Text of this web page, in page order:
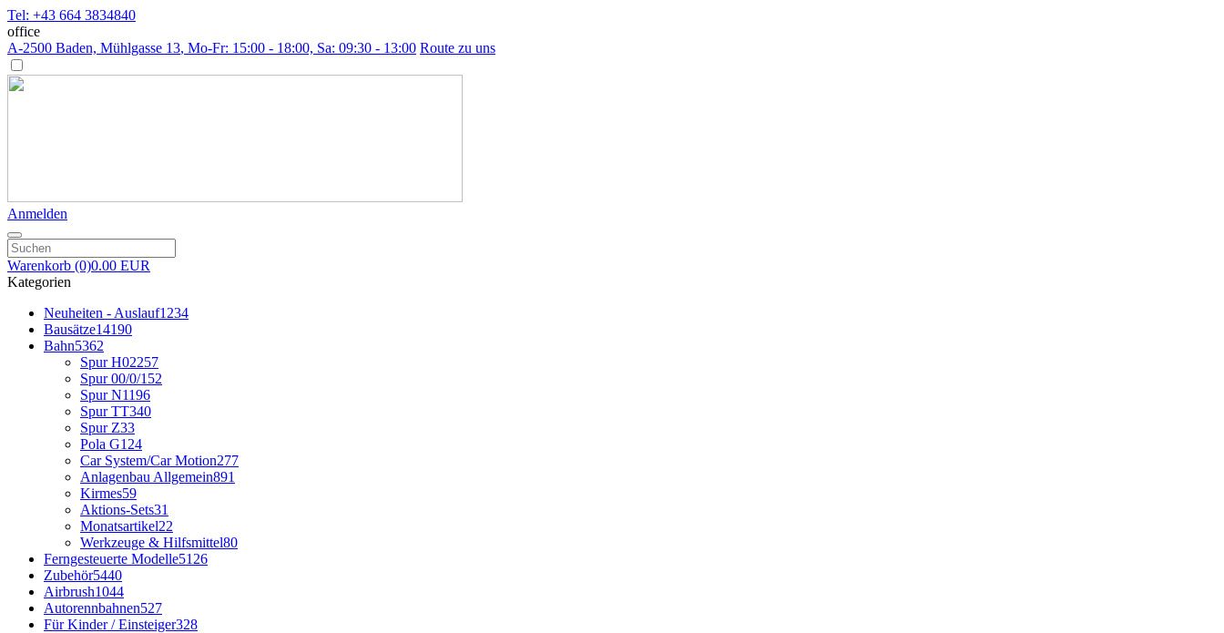
Tel: +43 664 3834840
office
A-2500 Baden, Mühlgasse 13, Mo-Fr: 15:00 - 18:00, Sa: 09:30 - 13:00 Route zu uns
Anmelden
Warenkorb (0)0.00 EUR
Kategorien
Neuheiten - Auslauf1234
Bausätze14190
Bahn5362
Spur H02257
Spur 00/0/1 52
Spur N1196
Spur TT340
Spur Z33
Pola G124
Car System/Car Motion277
Anlagenbau Allgemein891
Kirmes59
Aktions-Sets31
Monatsartikel22
Werkzeuge & Hilfsmittel80
Ferngesteuerte Modelle5126
Zubehör5440
Airbrush1044
Autorennbahnen527
Für Kinder / Einsteiger328